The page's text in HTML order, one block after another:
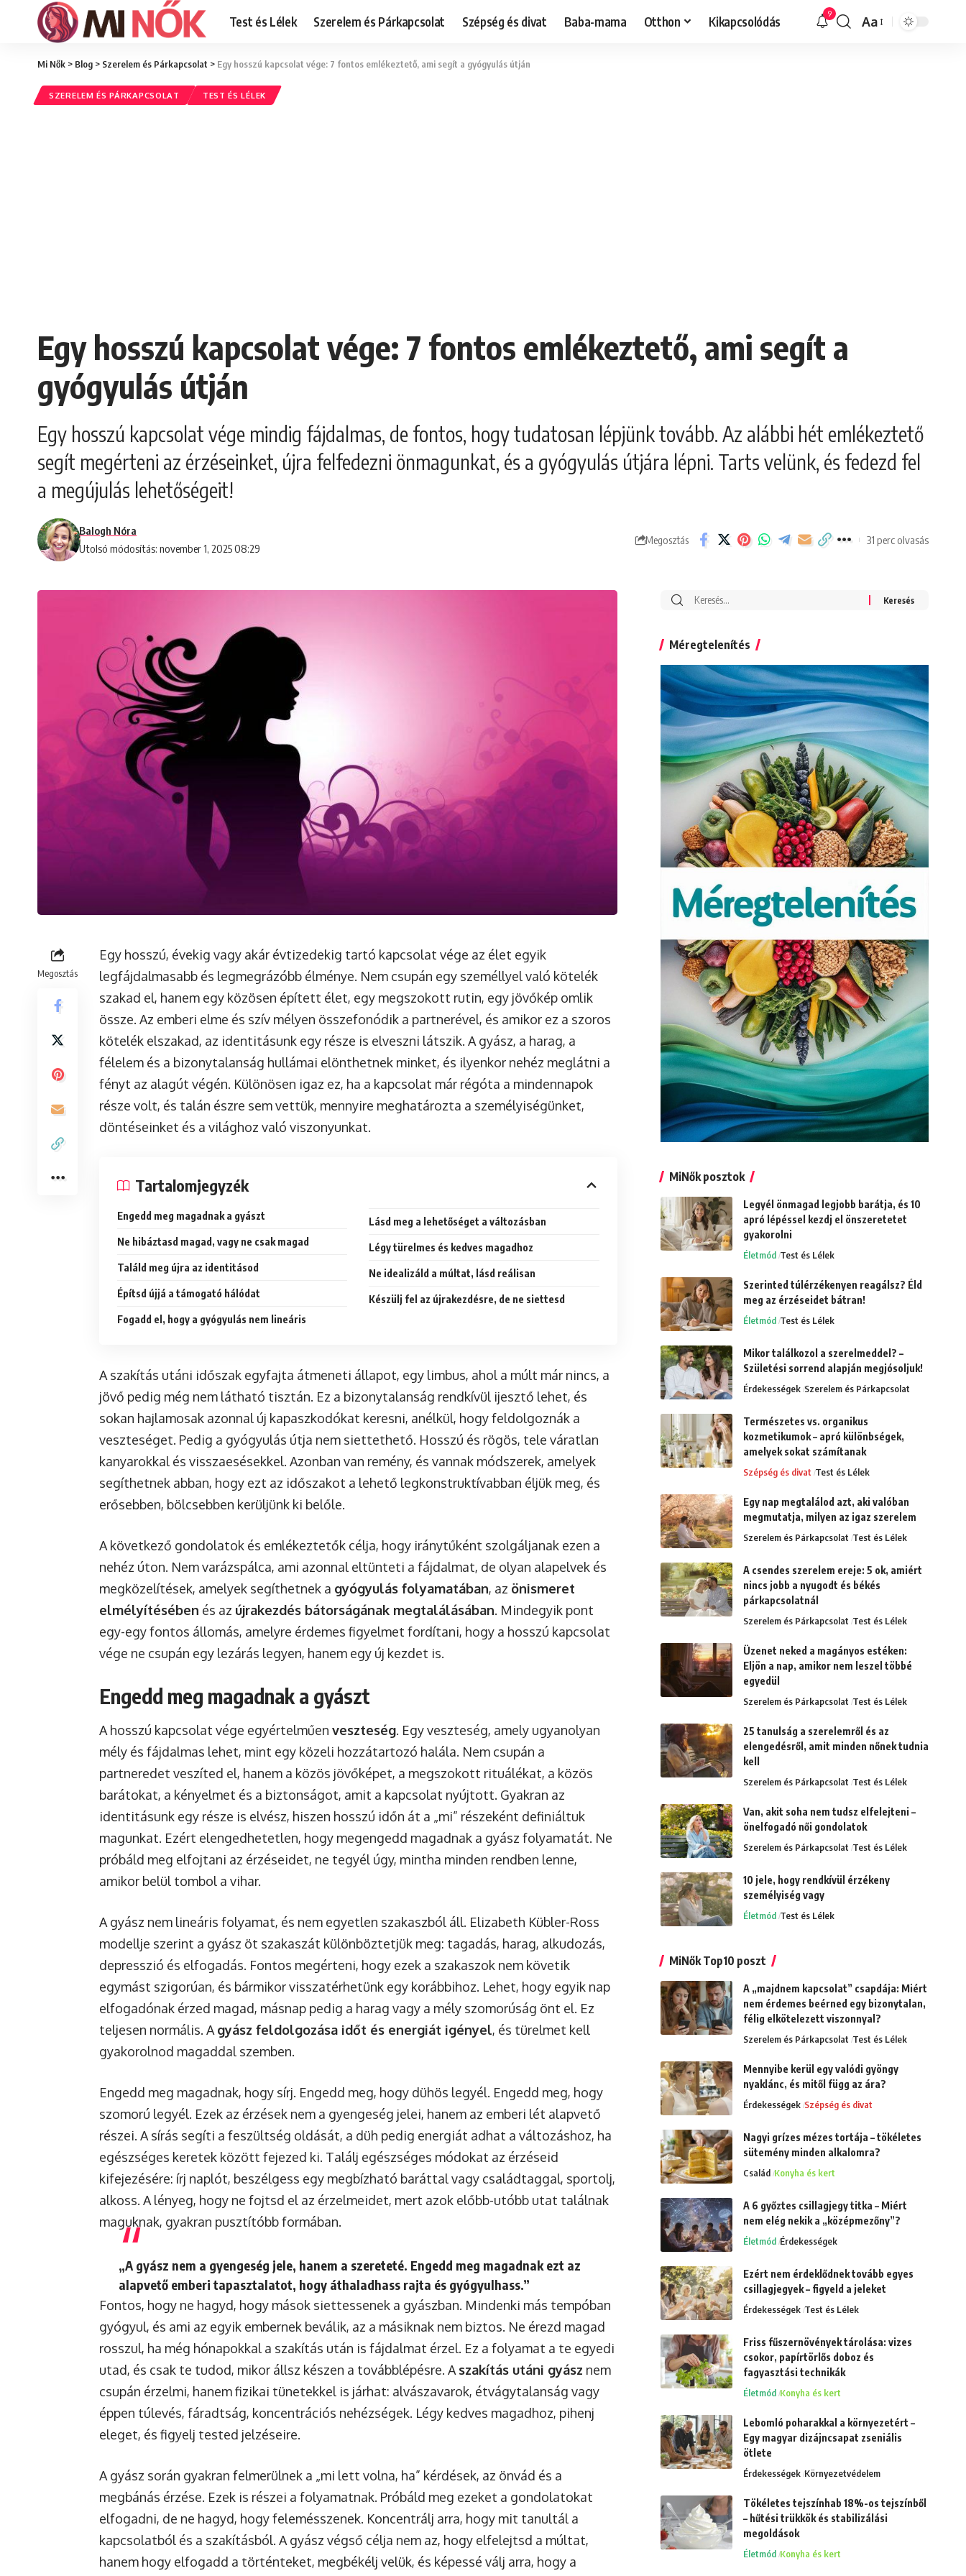
Test és Lélek Szerelem és Párkapcsolat Szépség és divat Baba-mama Otthon Kikapcsolódás 9
Font
Aa
Mi Nők > Blog > Szerelem és Párkapcsolat > Egy hosszú kapcsolat vége: 7 fontos emlékeztető, ami segít a gyógyulás útján
SZERELEM ÉS PÁRKAPCSOLAT TEST ÉS LÉLEK
Egy hosszú kapcsolat vége: 7 fontos emlékeztető, ami segít a
gyógyulás útján
Egy hosszú kapcsolat vége mindig fájdalmas, de fontos, hogy tudatosan lépjünk tovább. Az alábbi hét emlékeztető
segít megérteni az érzéseinket, újra felfedezni önmagunkat, és a gyógyulás útjára lépni. Tarts velünk, és fedezd fel
a megújulás lehetőségeit!
Utolsó módosítás: november 1, 2025 08:29
Balogh Nóra
Megosztás 31 perc olvasás
Megosztás
Egy hosszú, évekig vagy akár évtizedekig tartó kapcsolat vége az élet egyik
legfájdalmasabb és legmegrázóbb élménye. Nem csupán egy személlyel való kötelék
szakad el, hanem egy közösen épített élet, egy megszokott rutin, egy jövőkép omlik
össze. Az emberi elme és szív mélyen összefonódik a partnerével, és amikor ez a szoros
kötelék elszakad, az identitásunk egy része is elveszni látszik. A gyász, a harag, a
félelem és a bizonytalanság hullámai elönthetnek minket, és ilyenkor nehéz meglátni a
fényt az alagút végén. Különösen igaz ez, ha a kapcsolat már régóta a mindennapok
része volt, és talán észre sem vettük, mennyire meghatározta a személyiségünket,
döntéseinket és a világhoz való viszonyunkat.
Tartalomjegyzék
Engedd meg magadnak a gyászt
Ne hibáztasd magad, vagy ne csak magad
Találd meg újra az identitásod
Építsd újjá a támogató hálódat
Fogadd el, hogy a gyógyulás nem lineáris
Lásd meg a lehetőséget a változásban
Légy türelmes és kedves magadhoz
Ne idealizáld a múltat, lásd reálisan
Készülj fel az újrakezdésre, de ne siettesd
A szakítás utáni időszak egyfajta átmeneti állapot, egy limbus, ahol a múlt már nincs, a
jövő pedig még nem látható tisztán. Ez a bizonytalanság rendkívül ijesztő lehet, és
sokan hajlamosak azonnal új kapaszkodókat keresni, anélkül, hogy feldolgoznák a
veszteséget. Pedig a gyógyulás útja nem siettethető. Hosszú és rögös, tele váratlan
kanyarokkal és visszaesésekkel. Azonban van remény, és vannak módszerek, amelyek
segíthetnek abban, hogy ezt az időszakot a lehető legkonstruktívabban éljük meg, és
erősebben, bölcsebben kerüljünk ki belőle.
A következő gondolatok és emlékeztetők célja, hogy iránytűként szolgáljanak ezen a
nehéz úton. Nem varázspálca, ami azonnal eltünteti a fájdalmat, de olyan alapelvek és
megközelítések, amelyek segíthetnek a gyógyulás folyamatában, az önismeret
elmélyítésében és az újrakezdés bátorságának megtalálásában. Mindegyik pont
egy-egy fontos állomás, amelyre érdemes figyelmet fordítani, hogy a hosszú kapcsolat
vége ne csupán egy lezárás legyen, hanem egy új kezdet is.
Engedd meg magadnak a gyászt
A hosszú kapcsolat vége egyértelműen veszteség. Egy veszteség, amely ugyanolyan
mély és fájdalmas lehet, mint egy közeli hozzátartozó halála. Nem csupán a
partneredet veszíted el, hanem a közös jövőképet, a megszokott rituálékat, a közös
barátokat, a kényelmet és a biztonságot, amit a kapcsolat nyújtott. Gyakran az
identitásunk egy része is elvész, hiszen hosszú időn át a „mi” részeként definiáltuk
magunkat. Ezért elengedhetetlen, hogy megengedd magadnak a gyász folyamatát. Ne
próbáld meg elfojtani az érzéseidet, ne tegyél úgy, mintha minden rendben lenne,
amikor belül tombol a vihar.
A gyász nem lineáris folyamat, és nem egyetlen szakaszból áll. Elizabeth Kübler-Ross
modellje szerint a gyász öt szakaszát különböztetjük meg: tagadás, harag, alkudozás,
depresszió és elfogadás. Fontos megérteni, hogy ezek a szakaszok nem követik
egymást szigorúan, és bármikor visszatérhetünk egy korábbihoz. Lehet, hogy egyik nap
elfogadónak érzed magad, másnap pedig a harag vagy a mély szomorúság önt el. Ez
teljesen normális. A gyász feldolgozása időt és energiát igényel, és türelmet kell
gyakorolnod magaddal szemben.
Engedd meg magadnak, hogy sírj. Engedd meg, hogy dühös legyél. Engedd meg, hogy
szomorú legyél. Ezek az érzések nem a gyengeség jelei, hanem az emberi lét alapvető
részei. A sírás segíti a feszültség oldását, a düh pedig energiát adhat a változáshoz, ha
egészséges keretek között fejezed ki. Találj egészséges módokat az érzéseid
kifejezésére: írj naplót, beszélgess egy megbízható baráttal vagy családtaggal, sportolj,
alkoss. A lényeg, hogy ne fojtsd el az érzelmeidet, mert azok előbb-utóbb utat találnak
maguknak, gyakran pusztítóbb formában.
„A gyász nem a gyengeség jele, hanem a szereteté. Engedd meg magadnak ezt az
alapvető emberi tapasztalatot, hogy áthaladhass rajta és gyógyulhass.”
Fontos, hogy ne hagyd, hogy mások siettessenek a gyászban. Mindenki más tempóban
gyógyul, és ami az egyik embernek beválik, az a másiknak nem biztos. Ne érezd magad
rosszul, ha még hónapokkal a szakítás után is fájdalmat érzel. Ez a folyamat a te egyedi
utad, és csak te tudod, mikor állsz készen a továbblépésre. A szakítás utáni gyász nem
csupán érzelmi, hanem fizikai tünetekkel is járhat: alvászavarok, étvágytalanság vagy
éppen túlevés, fáradtság, koncentrációs nehézségek. Légy kedves magadhoz, pihenj
eleget, és figyelj tested jelzéseire.
A gyász során gyakran felmerülnek a „mi lett volna, ha” kérdések, az önvád és a
megbánás érzése. Ezek is részei a folyamatnak. Próbáld meg ezeket a gondolatokat
elfogadni, de ne hagyd, hogy felemésszenek. Koncentrálj arra, hogy mit tanultál a
kapcsolatból és a szakításból. A gyász végső célja nem az, hogy elfelejtsd a múltat,
hanem hogy elfogadd a történteket, megbékélj velük, és képessé válj arra, hogy a
Search
Méregtelenítés
MiNők posztok
Legyél önmagad legjobb barátja, és 10
apró lépéssel kezdj el önszeretetet
gyakorolni
Életmód Test és Lélek
Szerinted túlérzékenyen reagálsz? Éld
meg az érzéseidet bátran!
Életmód Test és Lélek
Mikor találkozol a szerelmeddel? –
Születési sorrend alapján megjósoljuk!
Érdekességek Szerelem és Párkapcsolat
Természetes vs. organikus
kozmetikumok – apró különbségek,
amelyek sokat számítanak
Szépség és divat Test és Lélek
Egy nap megtalálod azt, aki valóban
megmutatja, milyen az igaz szerelem
Szerelem és Párkapcsolat Test és Lélek
A csendes szerelem ereje: 5 ok, amiért
nincs jobb a nyugodt és békés
párkapcsolatnál
Szerelem és Párkapcsolat Test és Lélek
Üzenet neked a magányos estéken:
Eljön a nap, amikor nem leszel többé
egyedül
Szerelem és Párkapcsolat Test és Lélek
25 tanulság a szerelemről és az
elengedésről, amit minden nőnek tudnia
kell
Szerelem és Párkapcsolat Test és Lélek
Van, akit soha nem tudsz elfelejteni –
önelfogadó női gondolatok
Szerelem és Párkapcsolat Test és Lélek
10 jele, hogy rendkívül érzékeny
személyiség vagy
Életmód Test és Lélek
MiNők Top10 poszt
A „majdnem kapcsolat” csapdája: Miért
nem érdemes beérned egy bizonytalan,
félig elkötelezett viszonnyal?
Szerelem és Párkapcsolat Test és Lélek
Mennyibe kerül egy valódi gyöngy
nyaklánc, és mitől függ az ára?
Érdekességek Szépség és divat
Nagyi grízes mézes tortája – tökéletes
sütemény minden alkalomra?
Család Konyha és kert
A 6 győztes csillagjegy titka – Miért
nem elég nekik a „középmezőny”?
Életmód Érdekességek
Ezért nem érdeklődnek tovább egyes
csillagjegyek – figyeld a jeleket
Érdekességek Test és Lélek
Friss fűszernövények tárolása: vizes
csokor, papírtörlős doboz és
fagyasztási technikák
Életmód Konyha és kert
Lebomló poharakkal a környezetért –
Egy magyar dizájncsapat zseniális
ötlete
Érdekességek Környezetvédelem
Tökéletes tejszínhab 18%-os tejszínből
– hűtési trükkök és stabilizálási
megoldások
Életmód Konyha és kert